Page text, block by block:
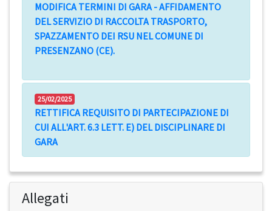
MODIFICA TERMINI DI GARA -AFFIDAMENTO
DEL SERVIZIO DI RACCOLTA TRASPORTO,
SPAZZAMENTO DEI RSU NEL COMUNE DI
PRESENZANO (CE).
25/02/2025
RETTIFICA REQUISITO DI PARTECIPAZIONE DI
CUI ALL'ART. 6.3 LETT. E) DEL DISCIPLINARE DI
GARA
Allegati